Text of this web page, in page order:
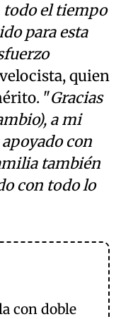
todo el tiempo
para esta
quien
"Gracias
a mi
con
también
con todo lo
con doble